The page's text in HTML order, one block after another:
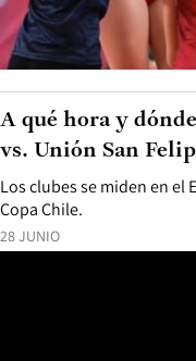
28 JUNIO
Los clubes se miden en el
Copa Chile.
A qué hora y
vs. Unión San